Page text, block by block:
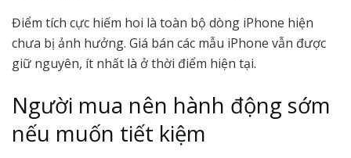
Điểm tích cực hiếm hoi là toàn bộ dòng iPhone hiện
chưa bị ảnh hưởng. Giá bán các mẫu iPhone vẫn được
giữ nguyên, ít nhất là ở thời điểm hiện tại.
Người mua nên hành động sớm
nếu muốn tiết kiệm